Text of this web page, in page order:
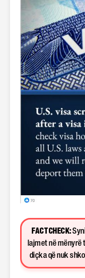
FACT CHECK:
lajmet në mënyrë
diçka që nuk